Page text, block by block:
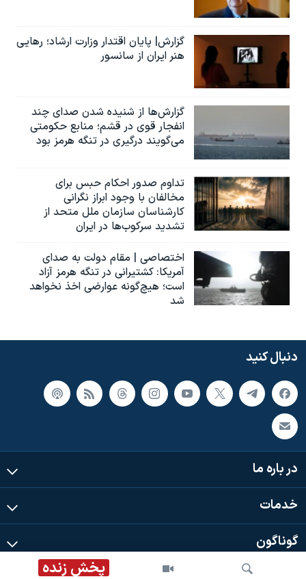
پخش زنده
گزارش| پایان اقتدار وزارت ارشاد؛ رهایی
هنر ایران از سانسور
گزارش‌ها از شنیده شدن صدای چند
انفجار قوی در قشم؛ منابع حکومتی
می‌گویند درگیری در تنگه هرمز بود
تداوم صدور احکام حبس برای
مخالفان با وجود ابراز نگرانی
کارشناسان سازمان ملل متحد از
تشدید سرکوب‌ها در ایران
اختصاصی | مقام دولت به صدای
آمریکا: کشتیرانی در تنگه هرمز آزاد
است؛ هیچ‌گونه عوارضی اخذ نخواهد
شد
دنبال کنید
در باره ما
خدمات
گوناگون